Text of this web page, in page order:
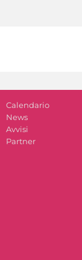
Calendario
News
Avvisi
Partner